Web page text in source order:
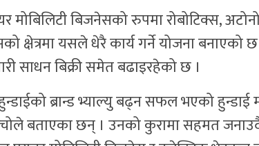
मोबिलिटी बिजनेसको रुपमा रोबोटिक्स,
क्षेत्रमा यसले धेरै कार्य गर्ने योजना
साधन बिक्री समेत बढाइरहेको छ ।
ब्रान्ड भ्याल्यु बढ्न सफल भएको हुन्डाई
बताएका छन् । उनको कुरामा सहमत जनाउदै